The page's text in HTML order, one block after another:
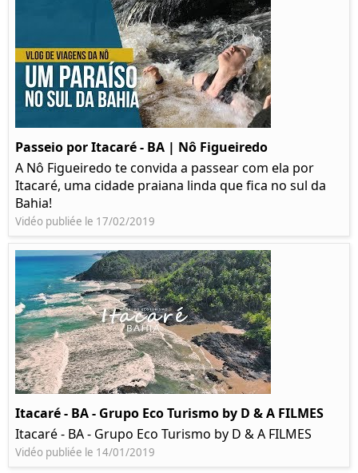
Passeio por Itacaré - BA | Nô Figueiredo
A Nô Figueiredo te convida a passear com ela por
Itacaré, uma cidade praiana linda que fica no sul da
Bahia!
Vidéo publiée le 17/02/2019
Itacaré - BA - Grupo Eco Turismo by D & A FILMES
Itacaré - BA - Grupo Eco Turismo by D & A FILMES
Vidéo publiée le 14/01/2019